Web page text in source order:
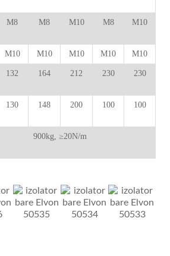
M8 M8 M10 M8 M10
M10 M10 M10 M10 M10
132 164 212 230 230
130 148 200 100 100
900kg, ≥20N/m